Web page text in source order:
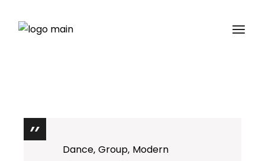
conteúdo
Dance Group Modern